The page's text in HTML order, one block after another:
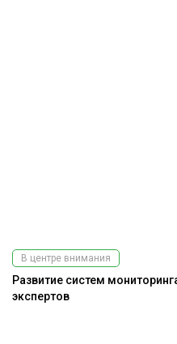
В центре внимания
Развитие систем
экспертов